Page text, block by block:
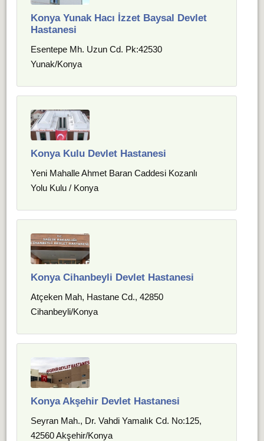
Konya Yunak Hacı İzzet Baysal Devlet
Hastanesi
Esentepe Mh. Uzun Cd. Pk:42530
Yunak/Konya
Konya Kulu Devlet Hastanesi
Yeni Mahalle Ahmet Baran Caddesi Kozanlı
Yolu Kulu / Konya
Konya Cihanbeyli Devlet Hastanesi
Atçeken Mah, Hastane Cd., 42850
Cihanbeyli/Konya
Konya Akşehir Devlet Hastanesi
Seyran Mah., Dr. Vahdi Yamalık Cd. No:125,
42560 Akşehir/Konya